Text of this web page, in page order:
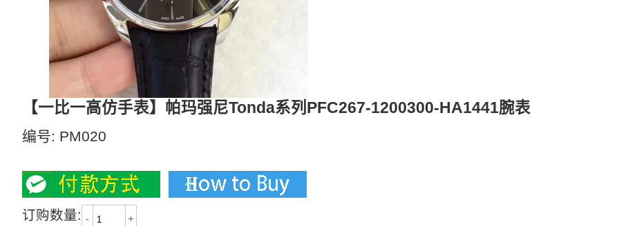
【一比一高仿手表】帕玛强尼Tonda系列PFC267-1200300-HA1441腕表
编号: PM020
订购数量: - +